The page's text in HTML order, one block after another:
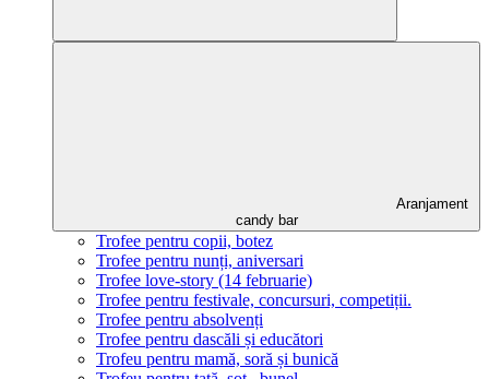
Aranjament
candy bar
Trofee pentru copii, botez
Trofee pentru nunți, aniversari
Trofee love-story (14 februarie)
Trofee pentru festivale, concursuri, competiții.
Trofee pentru absolvenți
Trofee pentru dascăli și educători
Trofeu pentru mamă, soră și bunică